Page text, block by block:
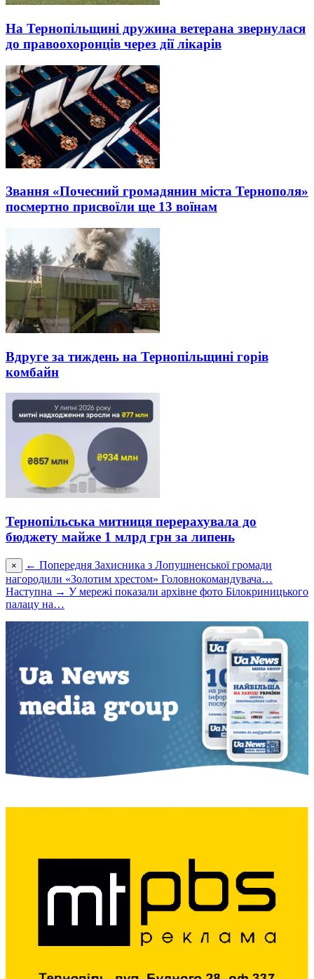
На Тернопільщині дружина ветерана звернулася
до правоохоронців через дії лікарів
Звання «Почесний громадянин міста Тернополя»
посмертно присвоїли ще 13 воїнам
Вдруге за тиждень на Тернопільщині горів
комбайн
Тернопільська митниця перерахувала до
бюджету майже 1 млрд грн за липень
× ← Попередня Захисника з Лопушненської громади
нагородили «Золотим хрестом» Головнокомандувача…
Наступна → У мережі показали архівне фото Білокриницького
палацу на…